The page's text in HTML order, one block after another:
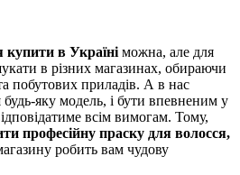
купити в Україні можна, але для
в різних магазинах, обираючи
побутових приладів. А в нас
будь-яку модель, і бути впевненим у
всім вимогам. Тому,
професійну праску для волосся,
робить вам чудову